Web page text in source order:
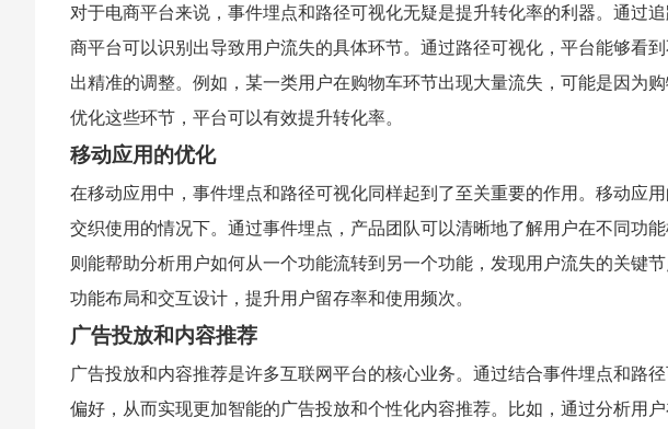
对于电商平台来说，事件埋点和路径可视化无疑是提升转化率的利器。通过
商平台可以识别出导致用户流失的具体环节。通过路径可视化，平台能够看
出精准的调整。例如，某一类用户在购物车环节出现大量流失，可能是因为
优化这些环节，平台可以有效提升转化率。
移动应用的优化
在移动应用中，事件埋点和路径可视化同样起到了至关重要的作用。移动应
交织使用的情况下。通过事件埋点，产品团队可以清晰地了解用户在不同功
则能帮助分析用户如何从一个功能流转到另一个功能，发现用户流失的关键
功能布局和交互设计，提升用户留存率和使用频次。
广告投放和内容推荐
广告投放和内容推荐是许多互联网平台的核心业务。通过结合事件埋点和路
偏好，从而实现更加智能的广告投放和个性化内容推荐。比如，通过分析用